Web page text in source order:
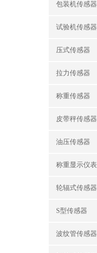
包装机传感器
试验机传感器
压式传感器
拉力传感器
称重传感器
皮带秤传感器
油压传感器
称重显示仪表
轮辐式传感器
S型传感器
波纹管传感器